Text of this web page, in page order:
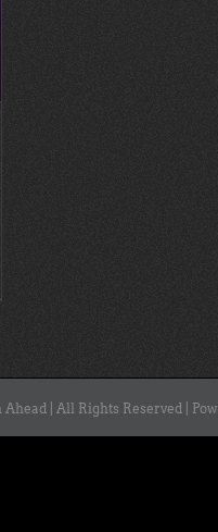
Ahead | All Rights Reserved |